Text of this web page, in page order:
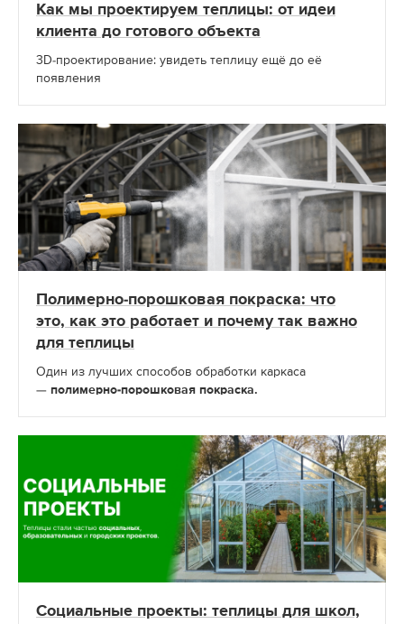
Как мы проектируем теплицы: от идеи
клиента до готового объекта
3D-проектирование: увидеть теплицу ещё до её
появления
Полимерно-порошковая покраска: что
это, как это работает и почему так важно
для теплицы
Один из лучших способов обработки каркаса
— полимерно-порошковая покраска.
Социальные проекты: теплицы для школ,